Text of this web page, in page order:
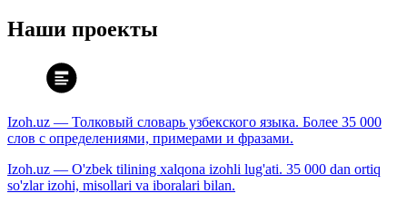
Наши проекты
Izoh.uz — Толковый словарь узбекского языка. Более 35 000
слов с определениями, примерами и фразами.
Izoh.uz — O'zbek tilining xalqona izohli lug'ati. 35 000 dan ortiq
so'zlar izohi, misollari va iboralari bilan.